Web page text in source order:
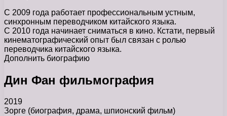
С 2009 года работает профессиональным устным,
синхронным переводчиком китайского языка.
С 2010 года начинает сниматься в кино. Кстати, первый
кинематографический опыт был связан с ролью
переводчика китайского языка.
Дополнить биографию
Дин Фан фильмография
2019
Зорге (биография, драма, шпионский фильм)